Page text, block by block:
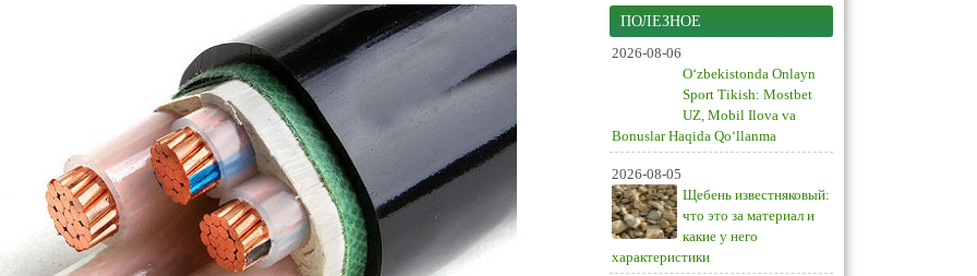
ПОЛЕЗНОЕ
2026-08-06
O‘zbekistonda Onlayn
Sport Tikish: Mostbet
UZ, Mobil Ilova va
Bonuslar Haqida Qo‘llanma
2026-08-05
Щебень известняковый:
что это за материал и
какие у него
характеристики